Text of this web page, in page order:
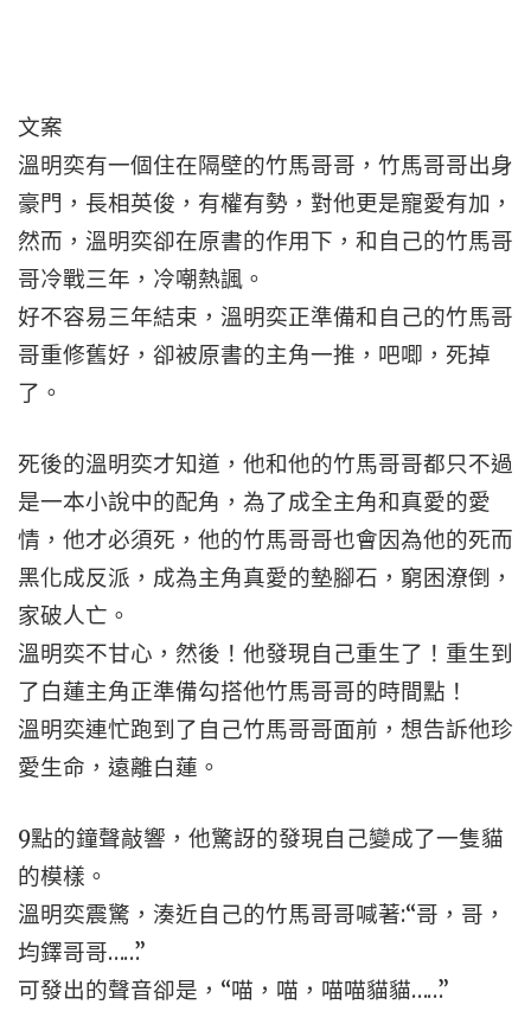
文案
溫明奕有一個住在隔壁的竹馬哥哥，竹馬哥哥出身
豪門，長相英俊，有權有勢，對他更是寵愛有加，
然而，溫明奕卻在原書的作用下，和自己的竹馬哥
哥冷戰三年，冷嘲熱諷。
好不容易三年結束，溫明奕正準備和自己的竹馬哥
哥重修舊好，卻被原書的主角一推，吧唧，死掉
了。
死後的溫明奕才知道，他和他的竹馬哥哥都只不過
是一本小說中的配角，為了成全主角和真愛的愛
情，他才必須死，他的竹馬哥哥也會因為他的死而
黑化成反派，成為主角真愛的墊腳石，窮困潦倒，
家破人亡。
溫明奕不甘心，然後！他發現自己重生了！重生到
了白蓮主角正準備勾搭他竹馬哥哥的時間點！
溫明奕連忙跑到了自己竹馬哥哥面前，想告訴他珍
愛生命，遠離白蓮。
9點的鐘聲敲響，他驚訝的發現自己變成了一隻貓
的模樣。
溫明奕震驚，湊近自己的竹馬哥哥喊著:“哥，哥，
均鐸哥哥……”
可發出的聲音卻是，“喵，喵，喵喵貓貓……”